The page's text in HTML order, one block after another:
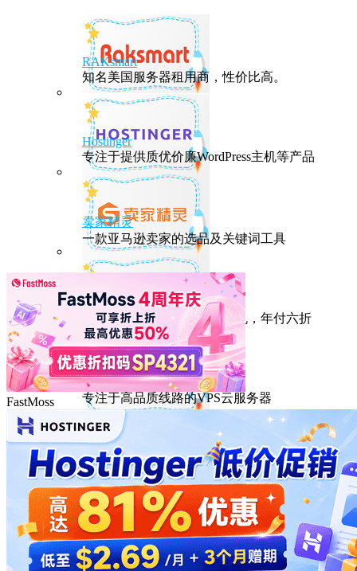
RAKsmart
知名美国服务器租用商，性价比高。
Hostinger
专注于提供质优价廉WordPress主机等产品
卖家精灵
一款亚马逊卖家的选品及关键词工具
HostEase
性能出众的高性价比美国主机，年付六折
DMIT
专注于高品质线路的VPS云服务器
FastMoss